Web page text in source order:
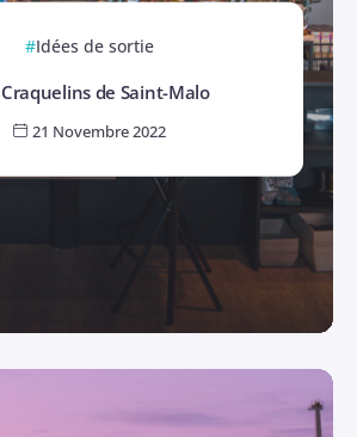
Idées de sortie
Craquelins de Saint-Malo
21 Novembre 2022